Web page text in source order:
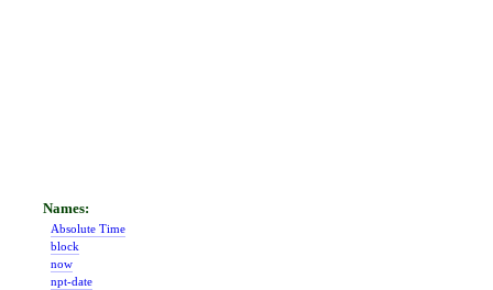
Absolute Time
block
now
npt-date